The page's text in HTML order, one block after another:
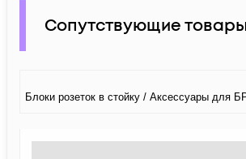
Сопутствующие
Блоки розеток в стойку / Аксессуары для